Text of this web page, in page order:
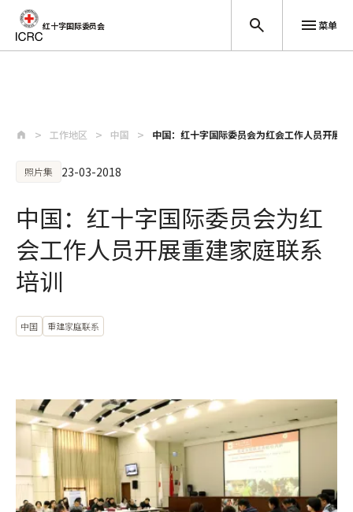
红十字国际委员会 菜单
工作地区 中国 中国：红十字国际委员会为红会工作人员开展
照片集 23-03-2018
中国：红十字国际委员会为红
会工作人员开展重建家庭联系
培训
中国 重建家庭联系